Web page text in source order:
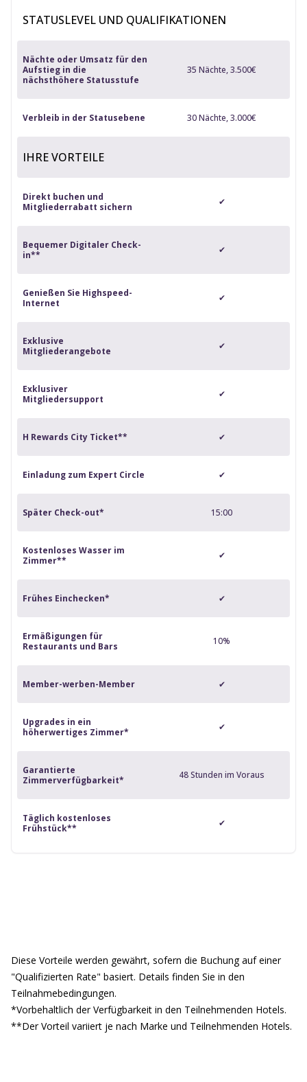
STATUSLEVEL UND QUALIFIKATIONEN
Nächte oder Umsatz für den
Aufstieg in die
nächsthöhere Statusstufe
35 Nächte, 3.500€
Verbleib in der Statusebene 30 Nächte, 3.000€
IHRE VORTEILE
Direkt buchen und
Mitgliederrabatt sichern
✔
Bequemer Digitaler Check-
in**
✔
Genießen Sie Highspeed-
Internet
✔
Exklusive
Mitgliederangebote
✔
Exklusiver
Mitgliedersupport
✔
H Rewards City Ticket** ✔
Einladung zum Expert Circle ✔
Später Check-out* 15:00
Kostenloses Wasser im
Zimmer**
✔
Frühes Einchecken* ✔
Ermäßigungen für
Restaurants und Bars
10%
Member-werben-Member ✔
Upgrades in ein
höherwertiges Zimmer*
✔
Garantierte
Zimmerverfügbarkeit*
48 Stunden im Voraus
Täglich kostenloses
Frühstück**
✔
Diese Vorteile werden gewährt, sofern die Buchung auf einer
"Qualifizierten Rate" basiert. Details finden Sie in den
Teilnahmebedingungen.
*Vorbehaltlich der Verfügbarkeit in den Teilnehmenden Hotels.
**Der Vorteil variiert je nach Marke und Teilnehmenden Hotels.